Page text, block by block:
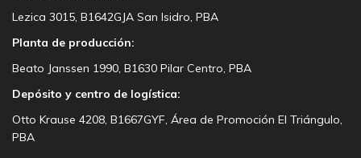
Lezica 3015, B1642GJA San Isidro, PBA
Planta de producción:
Beato Janssen 1990, B1630 Pilar Centro, PBA
Depósito y centro de logística:
Otto Krause 4208, B1667GYF, Área de Promoción El Triángulo,
PBA